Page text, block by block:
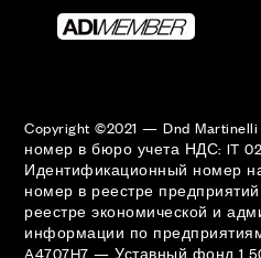
Copyright ©2021 — Dnd
номер в бюро учета НДС: IT
Идентификационный номер
номер в реестре
реестре экономической и
информации по
A4707H7 — Уставный фонд 1